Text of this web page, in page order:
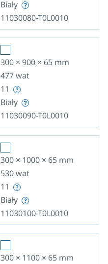
Biały
11030080-T0L0010
300 × 900 × 65 mm
477wat
11
Biały
11030090-T0L0010
300 × 1000 × 65 mm
530wat
11
Biały
11030100-T0L0010
300 × 1100 × 65 mm